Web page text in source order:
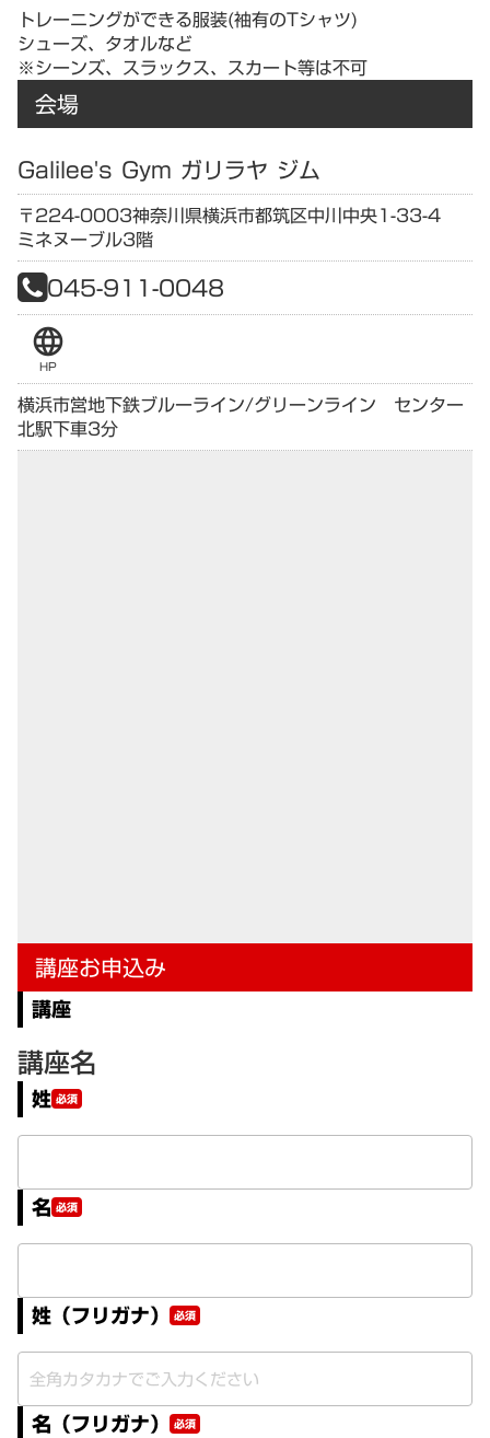
トレーニングができる服装(袖有のTシャツ)
シューズ、タオルなど
※シーンズ、スラックス、スカート等は不可
会場
Galilee's Gym ガリラヤ ジム
〒224-0003神奈川県横浜市都筑区中川中央1-33-4
ミネヌーブル3階
045-911-0048
language
HP
横浜市営地下鉄ブルーライン/グリーンライン センター
北駅下車3分
講座お申込み
講座
講座名
姓 必須
名 必須
姓（フリガナ） 必須
名（フリガナ） 必須